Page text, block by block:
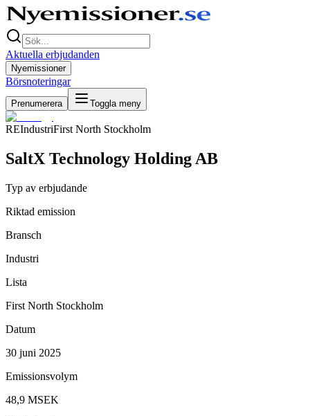
Aktuella erbjudanden
Nyemissioner
Börsnoteringar
Prenumerera Toggla meny
REIndustriFirst North Stockholm
SaltX Technology Holding AB
Typ av erbjudande
Riktad emission
Bransch
Industri
Lista
First North Stockholm
Datum
30 juni 2025
Emissionsvolym
48,9 MSEK